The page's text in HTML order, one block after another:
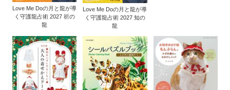
Love Me Doの月と龍が導
く守護龍占術 2027 祈の
龍
Love Me Doの月と龍が導
く守護龍占術 2027 知の
龍